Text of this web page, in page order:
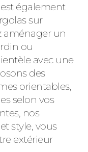
également
sur
aménager un
ou
avec une
des
orientables,
selon vos
nos
style, vous
extérieur